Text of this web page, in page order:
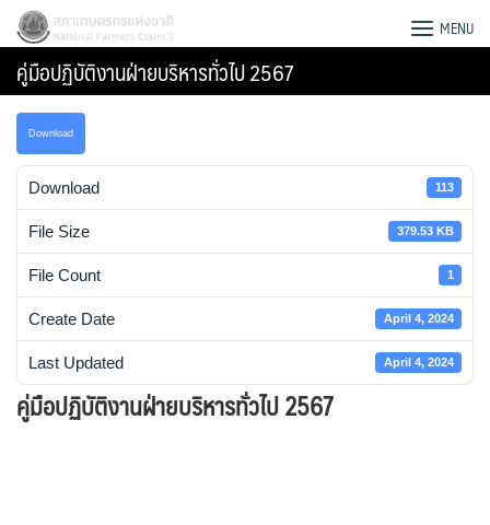
Skip
content
Search
สภาเกษตรกรแห่งชาติ MENU
คู่มือปฏิบัติงานฝ่ายบริหารทั่วไป 2567
Download
Download 113
File Size 379.53 KB
File Count 1
Create Date April 4, 2024
Last Updated April 4, 2024
คู่มือปฏิบัติงานฝ่ายบริหารทั่วไป 2567